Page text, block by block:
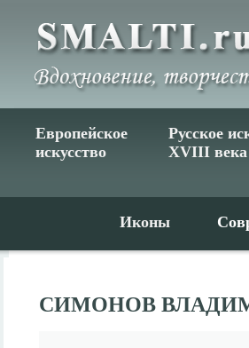
Европейское
искусство
Русское
XVIII века
Иконы
СИМОНОВ